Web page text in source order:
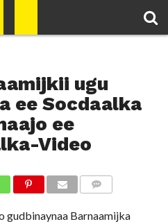
ugu
ee Socdaalka
ee
Video
gudbinaynaa Barnaamijka